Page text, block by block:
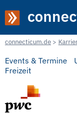
connecticum.de
Events & Termine
Freizeit